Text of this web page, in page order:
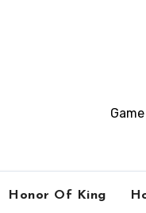
Honor Of King